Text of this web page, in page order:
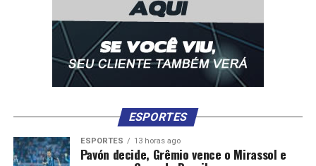
ESPORTES
ESPORTES 13 horas ago
Pavón decide, Grêmio vence o Mirassol e